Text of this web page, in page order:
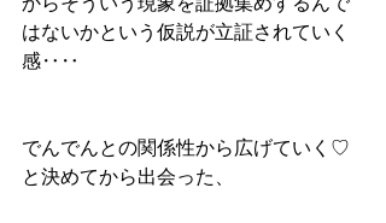
はないかという仮説が立証されていく
感‥‥
でんでんとの関係性から広げていく♡
と決めてから出会った、